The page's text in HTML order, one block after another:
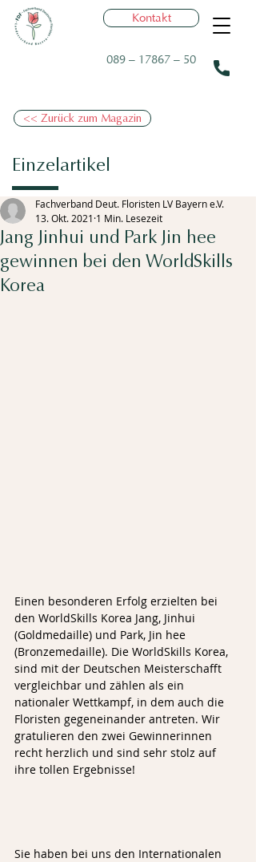
089 – 17867 – 50
Kontakt
<< Zurück zum Magazin
Einzelartikel
Jang Jinhui und Park Jin hee
gewinnen bei den WorldSkills
Korea
Fachverband Deut. Floristen LV Bayern e.V.
13. Okt. 2021 1 Min. Lesezeit
Einen besonderen Erfolg erzielten bei
den WorldSkills Korea Jang, Jinhui
(Goldmedaille) und Park, Jin hee
(Bronzemedaille). Die WorldSkills Korea,
sind mit der Deutschen Meisterschafft
vergleichbar und zählen als ein
nationaler Wettkampf, in dem auch die
Floristen gegeneinander antreten. Wir
gratulieren den zwei Gewinnerinnen
recht herzlich und sind sehr stolz auf
ihre tollen Ergebnisse!
Sie haben bei uns den Internationalen